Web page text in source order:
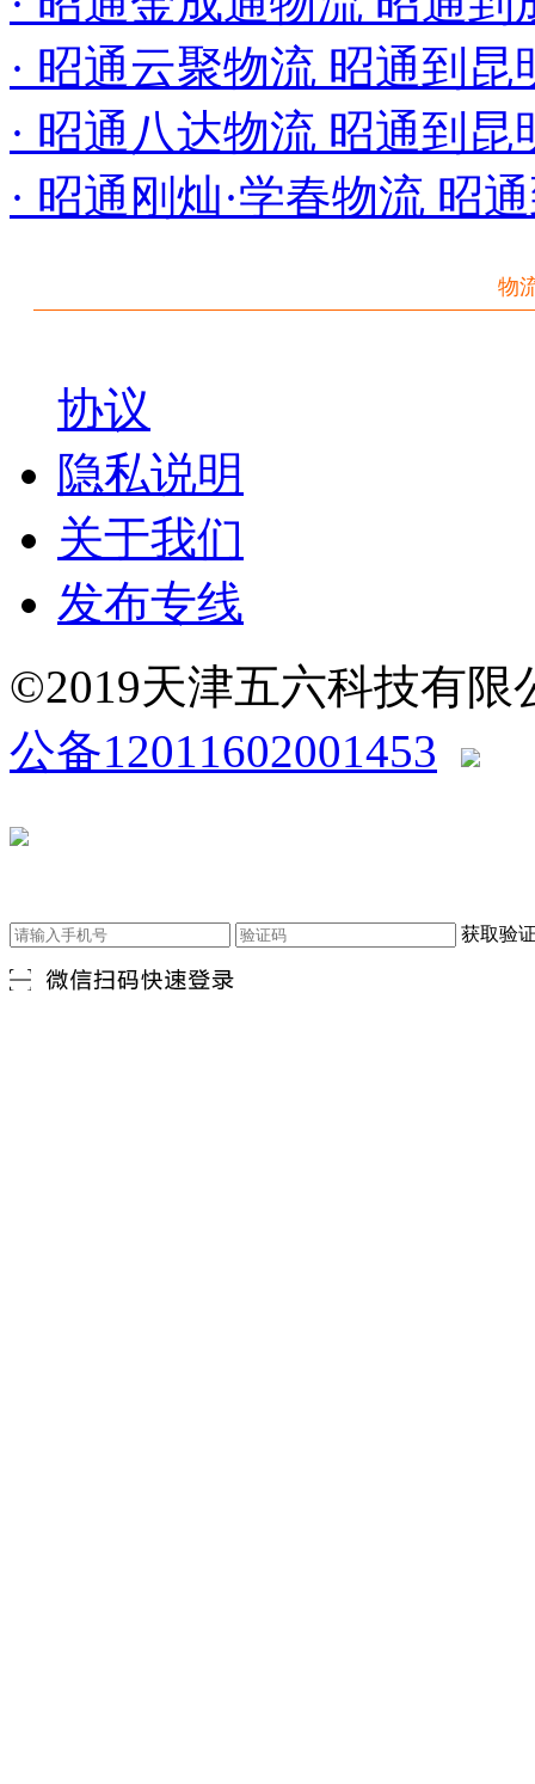
· 昭通云聚物流 昭通到昆
· 昭通八达物流 昭通到昆
· 昭通刚灿·学春物流 昭
物
协议
隐私说明
关于我们
发布专线
©2019天津五六科技有
公备12011602001453
获取验